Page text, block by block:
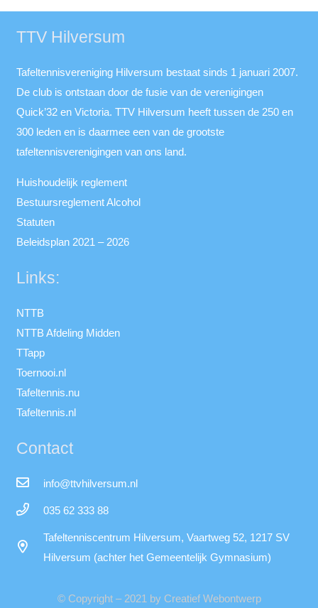
TTV Hilversum
Tafeltennisvereniging Hilversum bestaat sinds 1 januari 2007.
De club is ontstaan door de fusie van de verenigingen
Quick’32 en Victoria. TTV Hilversum heeft tussen de 250 en
300 leden en is daarmee een van de grootste
tafeltennisverenigingen van ons land.
Huishoudelijk reglement
Bestuursreglement Alcohol
Statuten
Beleidsplan 2021 – 2026
Links:
NTTB
NTTB Afdeling Midden
TTapp
Toernooi.nl
Tafeltennis.nu
Tafeltennis.nl
Contact
info@ttvhilversum.nl
035 62 333 88
Tafeltenniscentrum Hilversum, Vaartweg 52, 1217 SV
Hilversum (achter het Gemeentelijk Gymnasium)
© Copyright – 2021 by Creatief Webontwerp